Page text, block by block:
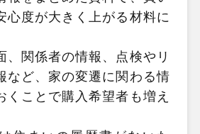
心度が大きく上がる材料に
、関係者の情報、点検やリ
など、家の変遷に関わる情
くことで購入希望者も増え